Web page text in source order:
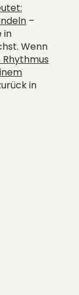
–
in
Wenn
in